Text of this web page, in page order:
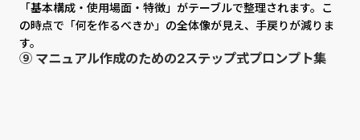
「基本構成・使用場面・特徴」がテーブルで整理されます。こ
の時点で「何を作るべきか」の全体像が見え、手戻りが減りま
す。
⑨ マニュアル作成のための2ステップ式プロンプト集